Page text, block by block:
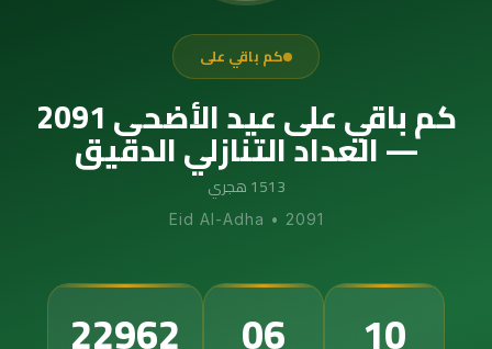
كم باقي على
كم باقي على عيد الأضحى 2091
— العداد التنازلي الدقيق
1513 هجري
Eid Al-Adha • 2091